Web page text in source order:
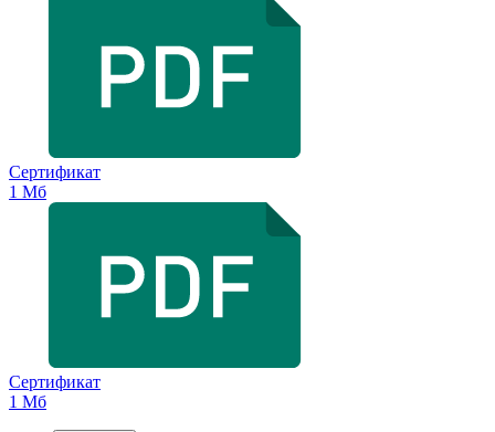
Сертификат
1 Мб
Сертификат
1 Мб